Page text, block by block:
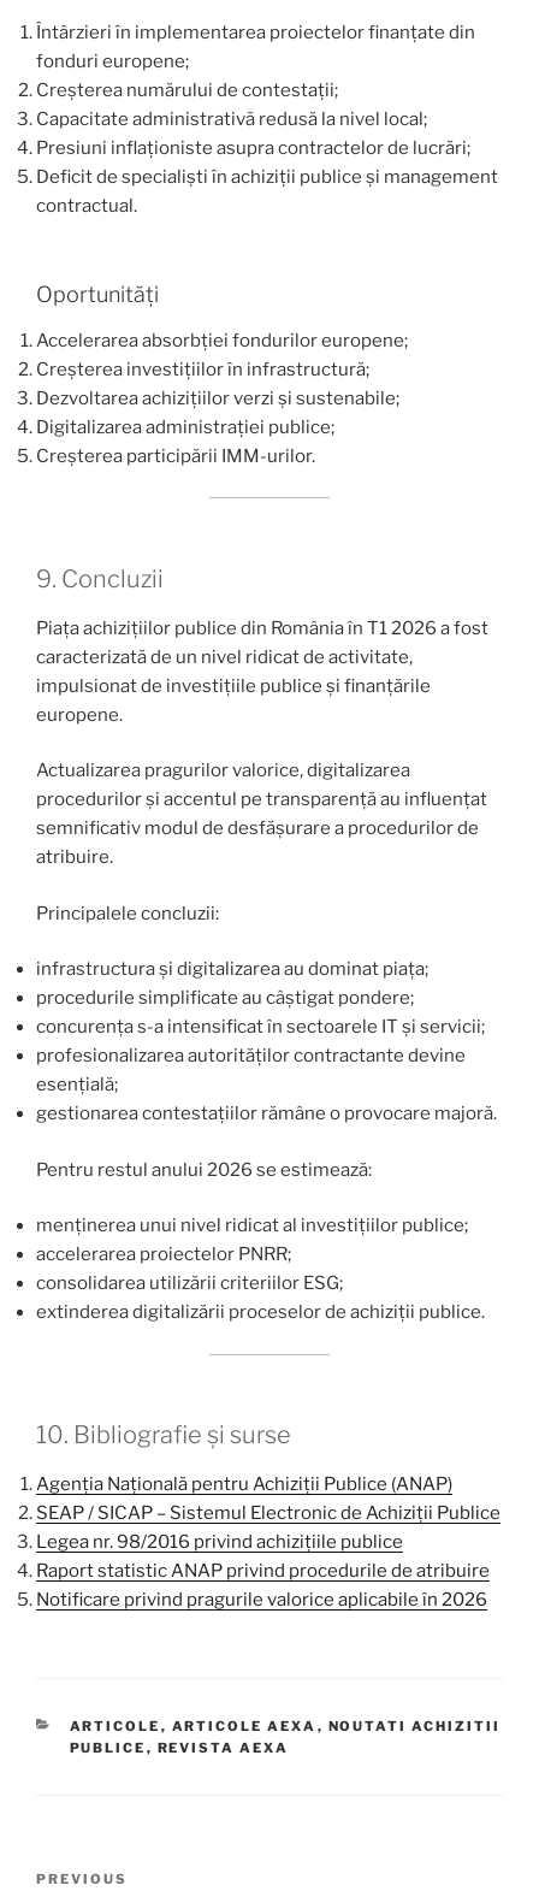
Întârzieri în implementarea proiectelor finanțate din
fonduri europene;
Creșterea numărului de contestații;
Capacitate administrativă redusă la nivel local;
Presiuni inflaționiste asupra contractelor de lucrări;
Deficit de specialiști în achiziții publice și management
contractual.
Oportunități
Accelerarea absorbției fondurilor europene;
Creșterea investițiilor în infrastructură;
Dezvoltarea achizițiilor verzi și sustenabile;
Digitalizarea administrației publice;
Creșterea participării IMM-urilor.
9. Concluzii
Piața achizițiilor publice din România în T1 2026 a fost
caracterizată de un nivel ridicat de activitate,
impulsionat de investițiile publice și finanțările
europene.
Actualizarea pragurilor valorice, digitalizarea
procedurilor și accentul pe transparență au influențat
semnificativ modul de desfășurare a procedurilor de
atribuire.
Principalele concluzii:
infrastructura și digitalizarea au dominat piața;
procedurile simplificate au câștigat pondere;
concurența s-a intensificat în sectoarele IT și servicii;
profesionalizarea autorităților contractante devine
esențială;
gestionarea contestațiilor rămâne o provocare majoră.
Pentru restul anului 2026 se estimează:
menținerea unui nivel ridicat al investițiilor publice;
accelerarea proiectelor PNRR;
consolidarea utilizării criteriilor ESG;
extinderea digitalizării proceselor de achiziții publice.
10. Bibliografie și surse
Agenția Națională pentru Achiziții Publice (ANAP)
SEAP / SICAP – Sistemul Electronic de Achiziții Publice
Legea nr. 98/2016 privind achizițiile publice
Raport statistic ANAP privind procedurile de atribuire
Notificare privind pragurile valorice aplicabile în 2026
CATEGORIES
ARTICOLE , ARTICOLE AEXA , NOUTATI ACHIZITII
PUBLICE , REVISTA AEXA
Previous
PREVIOUS